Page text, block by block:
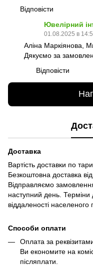
Відповісти
Ювелірний
01.08.2025 в
Аліна Маркіянова,
Дякуємо за
Відповісти
Доставка
Вартість доставки по
Безкоштовна доставка
Відправляємо
наступний день. Терміни
віддаленості населеного
Способи оплати
Оплата за
Ви економите на
післяплати.